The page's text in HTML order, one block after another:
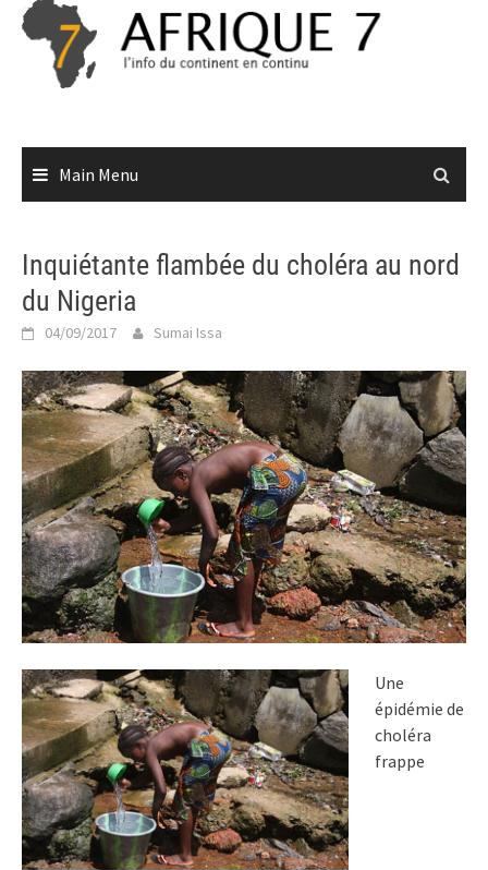
Skip
content
Main Menu
Inquiétante flambée du choléra au nord
du Nigeria
04/09/2017 Sumai Issa
Une
épidémie de
choléra
frappe